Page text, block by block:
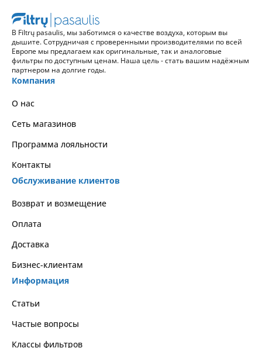
В Filtrų pasaulis, мы заботимся о качестве воздуха, которым вы
дышите. Сотрудничая с проверенными производителями по всей
Европе мы предлагаем как оригинальные, так и аналоговые
фильтры по доступным ценам. Наша цель - стать вашим надёжным
партнером на долгие годы.
Компания
О нас
Сеть магазинов
Программа лояльности
Контакты
Обслуживание клиентов
Возврат и возмещение
Оплата
Доставка
Бизнес-клиентам
Информация
Статьи
Частые вопросы
Классы фильтров